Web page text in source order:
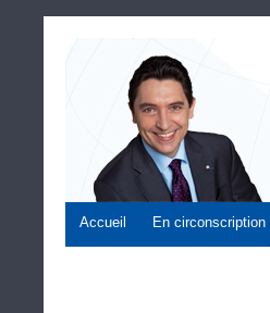
Accueil En circonscription